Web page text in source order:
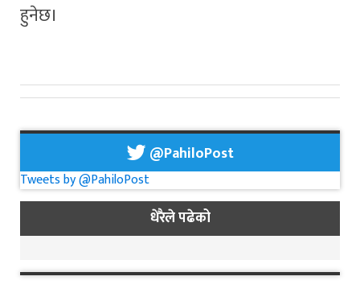
हुनेछ।
@PahiloPost
Tweets by @PahiloPost
धेरैले पढेको